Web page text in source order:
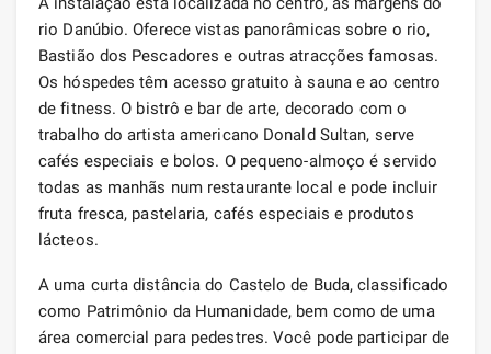
rio Danúbio. Oferece vistas panorâmicas sobre o rio,
Bastião dos Pescadores e outras atracções famosas.
Os hóspedes têm acesso gratuito à sauna e ao centro
de fitness. O bistrô e bar de arte, decorado com o
trabalho do artista americano Donald Sultan, serve
cafés especiais e bolos. O pequeno-almoço é servido
todas as manhãs num restaurante local e pode incluir
fruta fresca, pastelaria, cafés especiais e produtos
lácteos.
A uma curta distância do Castelo de Buda, classificado
como Patrimônio da Humanidade, bem como de uma
área comercial para pedestres. Você pode participar de